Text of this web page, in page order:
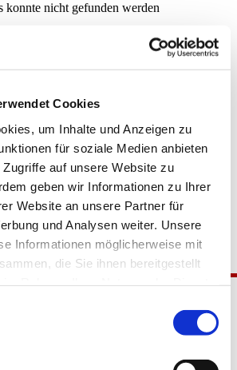
Cookies
um Inhalte und Anzeigen zu
für soziale Medien anbieten
auf unsere Website zu
geben wir Informationen zu Ihrer
Website an unsere Partner für
und Analysen weiter. Unsere
Informationen möglicherweise mit
die Sie ihnen bereitgestellt